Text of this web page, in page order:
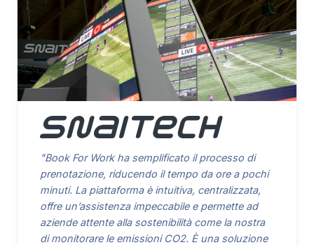
"Book For Work ha semplificato il processo di
prenotazione, riducendo il tempo da ore a pochi
minuti. La piattaforma è intuitiva, centralizzata,
offre un’assistenza impeccabile e permette ad
aziende attente alla sostenibilità come la nostra
di monitorare le emissioni CO2. È una soluzione